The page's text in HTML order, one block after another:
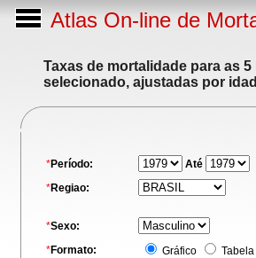
Atlas On-line de
Taxas de mortalidade para as
selecionado, ajustadas por
*Período:
Até
*Regiao:
*Sexo:
*Formato: Gráfico Tabela